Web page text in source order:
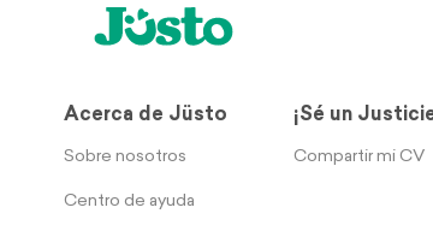
Acerca de Jüsto
Sobre nosotros
Centro de ayuda
¡Sé un
Compartir mi CV